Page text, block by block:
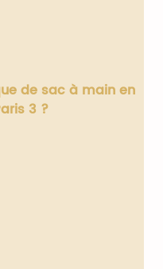
de sac à main en
3 ?